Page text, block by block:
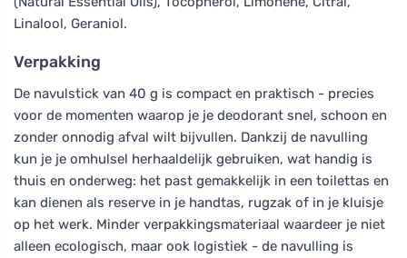
Linalool, Geraniol.
Verpakking
De navulstick van 40 g is compact en praktisch - precies
voor de momenten waarop je je deodorant snel, schoon en
zonder onnodig afval wilt bijvullen. Dankzij de navulling
kun je je omhulsel herhaaldelijk gebruiken, wat handig is
thuis en onderweg: het past gemakkelijk in een toilettas en
kan dienen als reserve in je handtas, rugzak of in je kluisje
op het werk. Minder verpakkingsmateriaal waardeer je niet
alleen ecologisch, maar ook logistiek - de navulling is